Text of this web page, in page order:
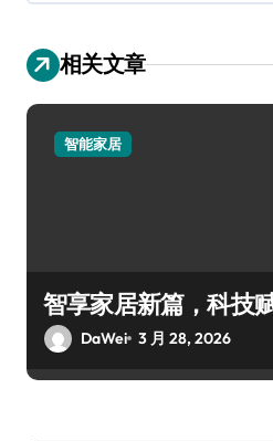
相关文章
智能家居
智享家居新篇，科技
DaWei 3 月 28, 2026